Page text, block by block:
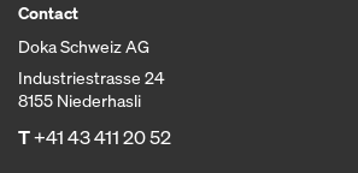
Contact
Doka Schweiz AG
Industriestrasse 24
8155 Niederhasli
T+41 43 411 20 52